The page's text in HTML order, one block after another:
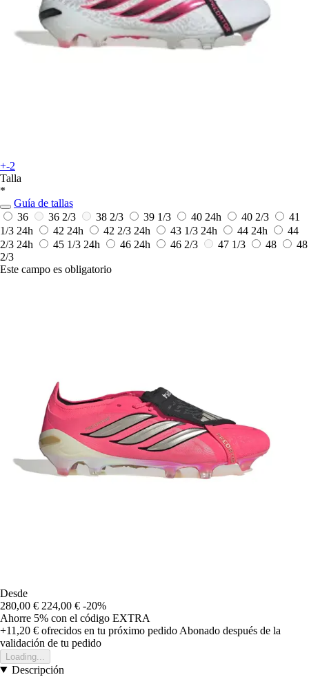
+-2
Talla
*
Guía de tallas
36
36 2/3 38 2/3 39 1/3 40 24h 40 2/3
41
1/3 24h 42 24h 42 2/3 24h 43 1/3 24h 44 24h
44
2/3 24h 45 1/3 24h 46 24h 46 2/3 47 1/3 48
48
2/3
Este campo es obligatorio
Desde
280,00 € 224,00 € -20%
Ahorre 5% con el código EXTRA
+11,20 € ofrecidos en tu próximo pedido Abonado después de la
validación de tu pedido
Loading...
Descripción